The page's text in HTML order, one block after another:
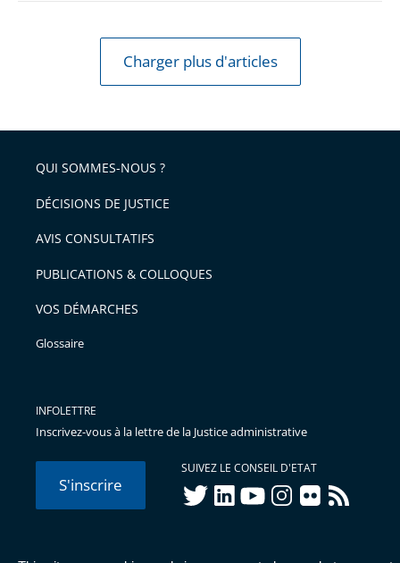
Charger plus d'articles
QUI SOMMES-NOUS ?
DÉCISIONS DE JUSTICE
AVIS CONSULTATIFS
PUBLICATIONS & COLLOQUES
VOS DÉMARCHES
Glossaire
INFOLETTRE
Inscrivez-vous à la lettre de la Justice administrative
S'inscrire
SUIVEZ LE CONSEIL D'ETAT
twitterlinkedInyoutubeinstagram
flickr rss